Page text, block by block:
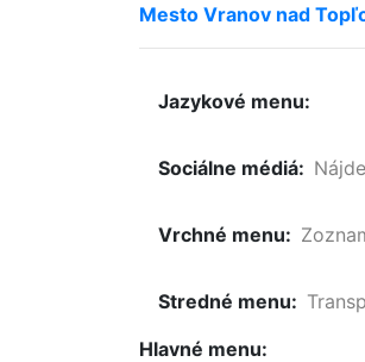
Mesto Vranov nad
Jazykové menu:
Sociálne médiá:
Vrchné menu:
Stredné menu:
Hlavné menu: